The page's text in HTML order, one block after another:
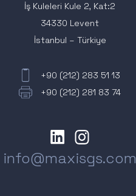
İş Kuleleri Kule 2, Kat:2
34330 Levent
İstanbul – Türkiye
+90 (212) 283 51 13
+90 (212) 281 83 74
info@maxisgs.com